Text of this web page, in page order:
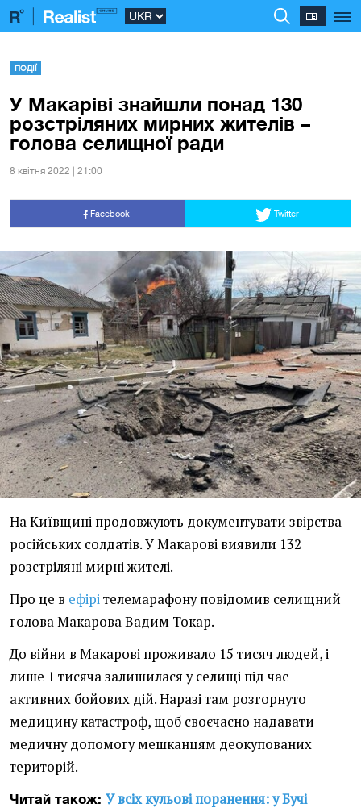
ПОДІЇ
У Макаріві знайшли понад 130
розстріляних мирних жителів –
голова селищної ради
8 квiтня 2022 | 21:00
Facebook Twitter
На Київщині продовжують документувати звірства
російських солдатів. У Макарові виявили 132
розстріляні мирні жителі.
Про це в ефірітелемарафону повідомив селищний
голова Макарова Вадим Токар.
До війни в Макарові проживало 15 тисяч людей, і
лише 1 тисяча залишилася у селищі під час
активних бойових дій. Наразі там розгорнуто
медицину катастроф, щоб своєчасно надавати
медичну допомогу мешканцям деокупованих
територій.
Читай також: У всіх кульові поранення: у Бучі